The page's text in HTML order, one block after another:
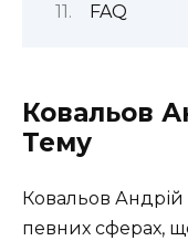
FAQ
Ковальов
Тему
Ковальов Андрій
певних сферах,